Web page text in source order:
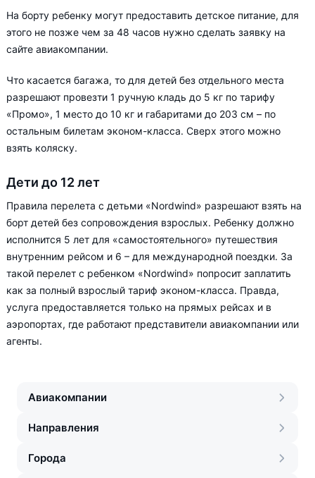
На борту ребенку могут предоставить детское питание, для
этого не позже чем за 48 часов нужно сделать заявку на
сайте авиакомпании.
Что касается багажа, то для детей без отдельного места
разрешают провезти 1 ручную кладь до 5 кг по тарифу
«Промо», 1 место до 10 кг и габаритами до 203 см – по
остальным билетам эконом-класса. Сверх этого можно
взять коляску.
Дети до 12 лет
Правила перелета с детьми «Nordwind» разрешают взять на
борт детей без сопровождения взрослых. Ребенку должно
исполнится 5 лет для «самостоятельного» путешествия
внутренним рейсом и 6 – для международной поездки. За
такой перелет с ребенком «Nordwind» попросит заплатить
как за полный взрослый тариф эконом-класса. Правда,
услуга предоставляется только на прямых рейсах и в
аэропортах, где работают представители авиакомпании или
агенты.
Авиакомпании
Направления
Города